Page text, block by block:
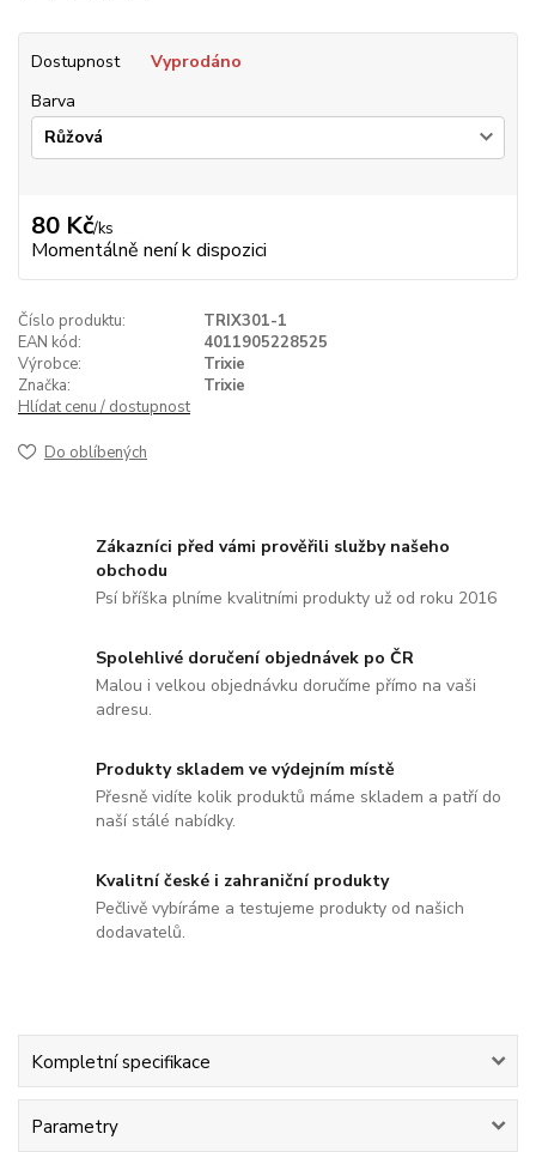
Dostupnost
Vyprodáno
Barva
80 Kč/ks
Momentálně není k dispozici
Číslo produktu:
TRIX301-1
EAN kód:
4011905228525
Výrobce:
Trixie
Značka:
Trixie
Hlídat cenu / dostupnost
Do oblíbených
Zákazníci před vámi prověřili služby našeho
obchodu
Psí bříška plníme kvalitními produkty už od roku 2016
Spolehlivé doručení objednávek po ČR
Malou i velkou objednávku doručíme přímo na vaši
adresu.
Produkty skladem ve výdejním místě
Přesně vidíte kolik produktů máme skladem a patří do
naší stálé nabídky.
Kvalitní české i zahraniční produkty
Pečlivě vybíráme a testujeme produkty od našich
dodavatelů.
Kompletní specifikace
Parametry